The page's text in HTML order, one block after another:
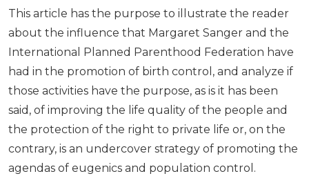
This article has the purpose to illustrate the reader
about the influence that Margaret Sanger and the
International Planned Parenthood Federation have
had in the promotion of birth control, and analyze if
those activities have the purpose, as is it has been
said, of improving the life quality of the people and
the protection of the right to private life or, on the
contrary, is an undercover strategy of promoting the
agendas of eugenics and population control.